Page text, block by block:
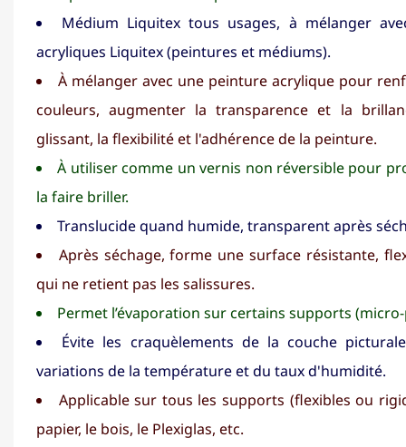
Médium Liquitex tous usages, à mélanger
acryliques Liquitex (peintures et médiums).
À mélanger avec une peinture acrylique pour
couleurs, augmenter la transparence et la
glissant, la flexibilité et l'adhérence de la peinture.
À utiliser comme un vernis non réversible pour
la faire briller.
Translucide quand humide, transparent après
Après séchage, forme une surface résistante,
qui ne retient pas les salissures.
Permet l’évaporation sur certains supports
Évite les craquèlements de la couche
variations de la température et du taux d'humidité.
Applicable sur tous les supports (flexibles ou
papier, le bois, le Plexiglas, etc.